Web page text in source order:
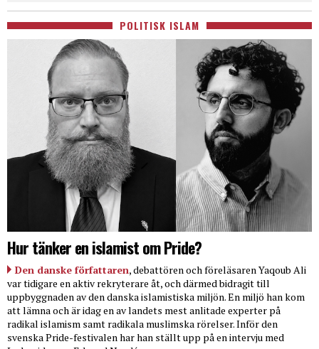
POLITISK ISLAM
Hur tänker en islamist om Pride?
Den danske författaren, debattören och föreläsaren Yaqoub Ali
var tidigare en aktiv rekryterare åt, och därmed bidragit till
uppbyggnaden av den danska islamistiska miljön. En miljö han kom
att lämna och är idag en av landets mest anlitade experter på
radikal islamism samt radikala muslimska rörelser. Inför den
svenska Pride-festivalen har han ställt upp på en intervju med